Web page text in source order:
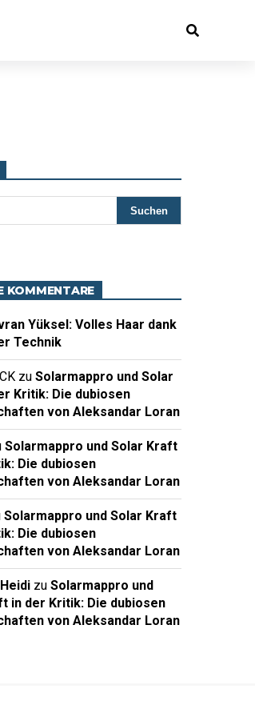
KOMMENTARE
Yüksel: Volles Haar dank
Technik
zu Solarmappro und Solar
Kritik: Die dubiosen
von Aleksandar Loran
Solarmappro und Solar Kraft
Die dubiosen
von Aleksandar Loran
Solarmappro und Solar Kraft
Die dubiosen
von Aleksandar Loran
zu Solarmappro und
in der Kritik: Die dubiosen
von Aleksandar Loran